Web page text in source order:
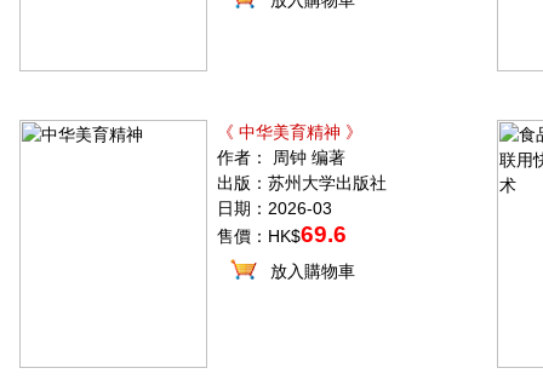
《 中华美育精神 》
作者： 周钟 编著
出版：苏州大学出版社
日期：2026-03
售價：HK$69.6
放入購物車